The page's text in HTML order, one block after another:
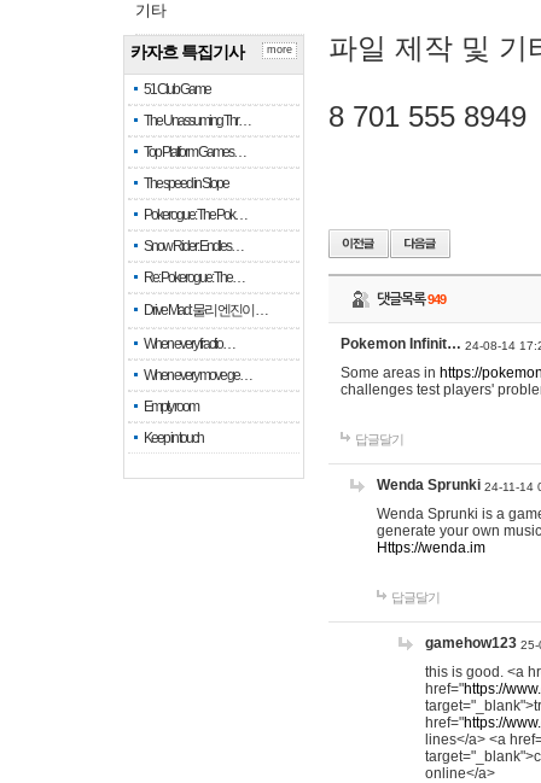
기타
카자흐 특집기사
51 Club Game
The Unassuming Thr…
Top Platform Games…
The speed in Slope
Pokerogue: The Pok…
Snow Rider: Endles…
Re: Pokerogue: The…
Drive Mad: 물리 엔진이 …
When every fractio…
When every move ge…
Empty room
Keep in touch
more 파일 제작 및 기
8 701 555 8949
댓글목록949
Pokemon Infinit… 24-08-14
Some areas in https://
challenges test players'
답글달기
Wenda Sprunki 24-11-14
Wenda Sprunki is a
generate your own
Https://wenda.im
답글달기
gamehow123 25-
this is good. <a
href="https://
href="https://
lines</a> <a
online</a>